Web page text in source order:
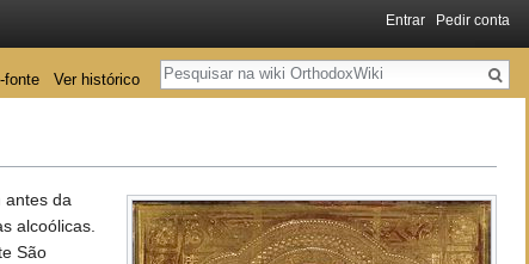
antes da
alcoólicas.
São
Entrar Pedir conta
fonte Ver histórico
Pesquisa